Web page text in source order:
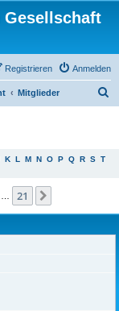
Gesellschaft
Anmelden
Registrieren
Mitglieder
K L M N O P Q R S T
21